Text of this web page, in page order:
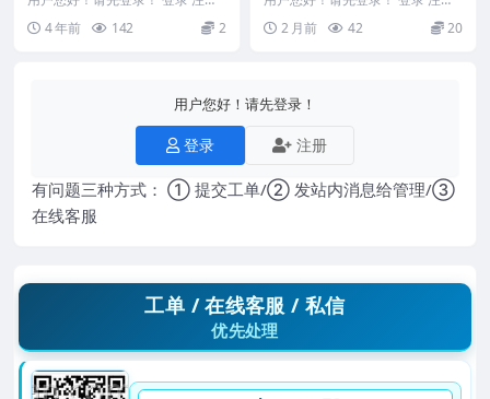
4 年前 142 2
楚恒八卦祖师镇煞花煞.pdf 仅法本
Y 260...
2 月前 42 20
用户您好！请先登录！
登录 注册
有问题三种方式： ① 提交工单/② 发站内消息给管理/③
在线客服
工单 / 在线客服 / 私信
优先处理